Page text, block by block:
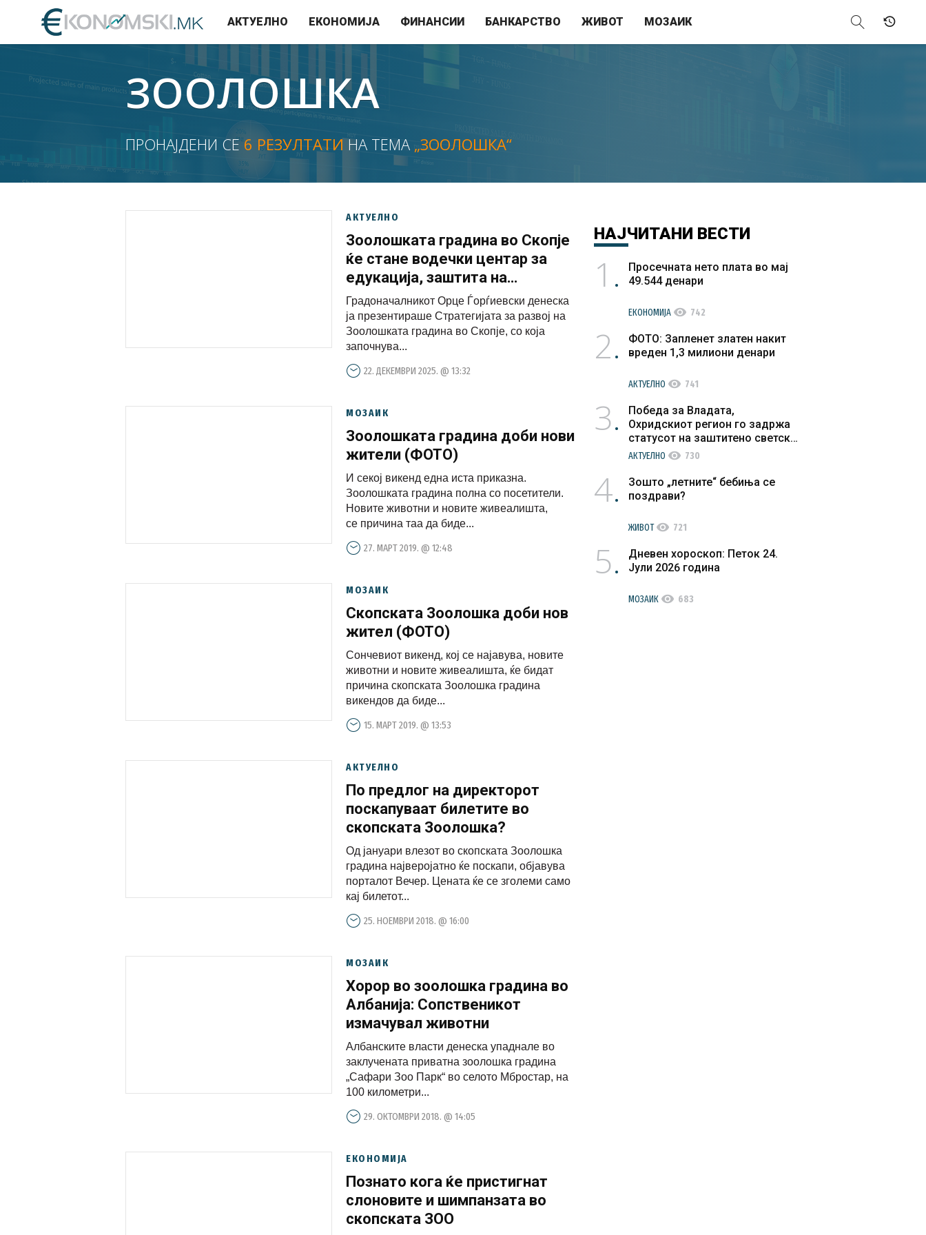
АКТУЕЛНО ЕКОНОМИЈА ФИНАНСИИ БАНКАРСТВО ЖИВОТ МОЗАИК
ЗООЛОШКА
ПРОНАЈДЕНИ СЕ6 РЕЗУЛТАТИНА ТЕМА „ЗООЛОШКА“
АКТУЕЛНО
Зоолошката градина во Скопје
ќе стане водечки центар за
едукација, заштита на
природата и хуман третман на
животните
Градоначалникот Орце Ѓорѓиевски денеска
ја презентираше Стратегијата за развој на
Зоолошката градина во Скопје, со која
започнува...
22. ДЕКЕМВРИ 2025. @ 13:32
МОЗАИК
Зоолошката градина доби нови
жители (ФОТО)
И секој викенд една иста приказна.
Зоолошката градина полна со посетители.
Новите животни и новите живеалишта,
се причина таа да биде...
27. МАРТ 2019. @ 12:48
МОЗАИК
Скопската Зоолошка доби нов
жител (ФОТО)
Сончевиот викенд, кој се најавува, новите
животни и новите живеалишта, ќе бидат
причина скопската Зоолошка градина
викендов да биде...
15. МАРТ 2019. @ 13:53
АКТУЕЛНО
По предлог на директорот
поскапуваат билетите во
скопската Зоолошка?
Од јануари влезот во скопската Зоолошка
градина најверојатно ќе поскапи, објавува
порталот Вечер. Цената ќе се зголеми само
кај билетот...
25. НОЕМВРИ 2018. @ 16:00
МОЗАИК
Хорор во зоолошка градина во
Албанија: Сопственикот
измачувал животни
Албанските власти денеска упаднале во
заклучената приватна зоолошка градина
„Сафари Зоо Парк“ во селото Мбростар, на
100 километри...
29. ОКТОМВРИ 2018. @ 14:05
ЕКОНОМИЈА
Познато кога ќе пристигнат
слоновите и шимпанзата во
скопската ЗОО
НАЈЧИТАНИ ВЕСТИ
1
Просечната нето плата во мај
49.544 денари
ЕКОНОМИЈА visibility 742
2
ФОТО: Запленет златен накит
вреден 1,3 милиони денари
АКТУЕЛНО visibility 741
3
Победа за Владата,
Охридскиот регион го задржа
статусот на заштитено светско
културно наследство
АКТУЕЛНО visibility 730
4
Зошто „летните“ бебиња се
поздрави?
ЖИВОТvisibility 721
5
Дневен хороскоп: Петок 24.
Јули 2026 година
МОЗАИК visibility 683